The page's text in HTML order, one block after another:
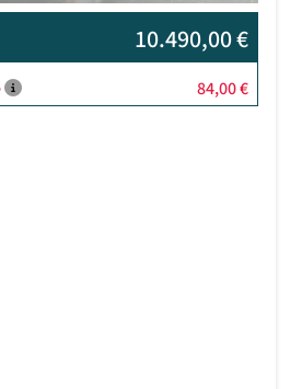
10.490,00 €
84,00 €